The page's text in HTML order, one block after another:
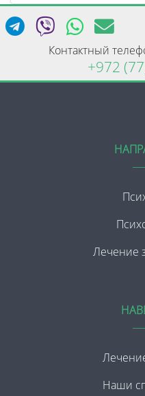
Контактный
+972
Лечение
Наши